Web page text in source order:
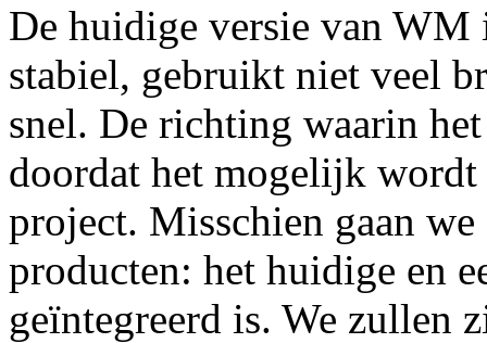
De huidige versie van WM
stabiel, gebruikt niet veel
snel. De richting waarin
doordat het mogelijk
project. Misschien gaan
producten: het huidige en
geïntegreerd is. We zullen